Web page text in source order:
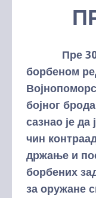
Пре 30
борбеном
бојног
сазнао је да
чин
држање и
борбених
за оружане